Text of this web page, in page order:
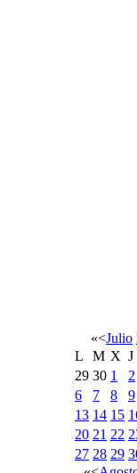
«<Julio
L
M X J
29 30 1 2
6
7 8 9
13 14 15
20 21 22
27 28 29